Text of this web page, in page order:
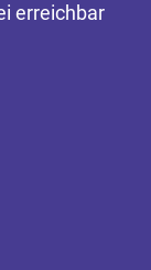
erreichbar